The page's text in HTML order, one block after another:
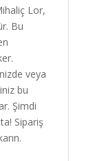
Lor,
Bu
veya
bu
Şimdi
Sipariş